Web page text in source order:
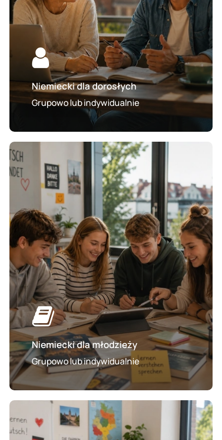
Niemiecki dla dorosłych
Grupowo lub indywidualnie
Niemiecki dla młodzieży
Grupowo lub indywidualnie
Kurs
niemieckiego
dla
młodzieży
Kurs
niemieckiego
dla